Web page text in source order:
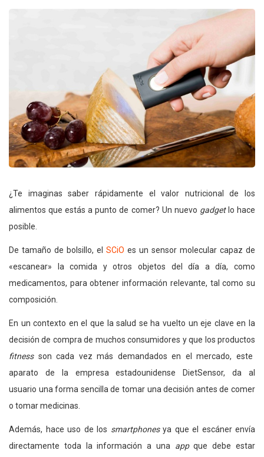
¿Te imaginas saber rápidamente el valor nutricional de los
alimentos que estás a punto de comer? Un nuevo gadgetlo hace
posible.
De tamaño de bolsillo, el SCiO es un sensor molecular capaz de
«escanear» la comida y otros objetos del día a día, como
medicamentos, para obtener información relevante, tal como su
composición.
En un contexto en el que la salud se ha vuelto un eje clave en la
decisión de compra de muchos consumidores y que los productos
fitnessson cada vez más demandados en el mercado, este
aparato de la empresa estadounidense DietSensor, da al
usuario una forma sencilla de tomar una decisión antes de comer
o tomar medicinas.
Además, hace uso de los smartphonesya que el escáner envía
directamente toda la información a unaappque debe estar